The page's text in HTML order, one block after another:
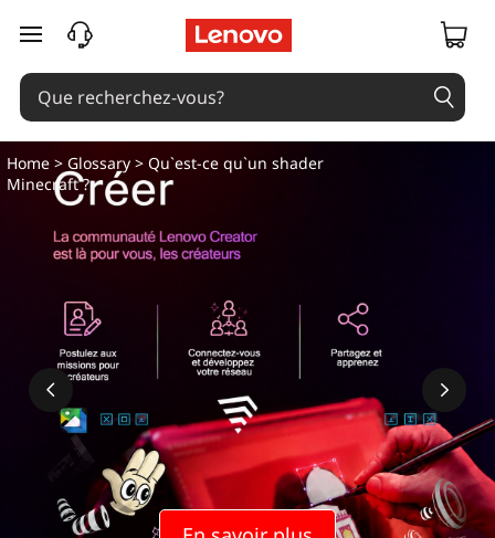
passer au contenu principal
Home >Glossary > Qu`est-ce qu`un shader
Minecraft ?